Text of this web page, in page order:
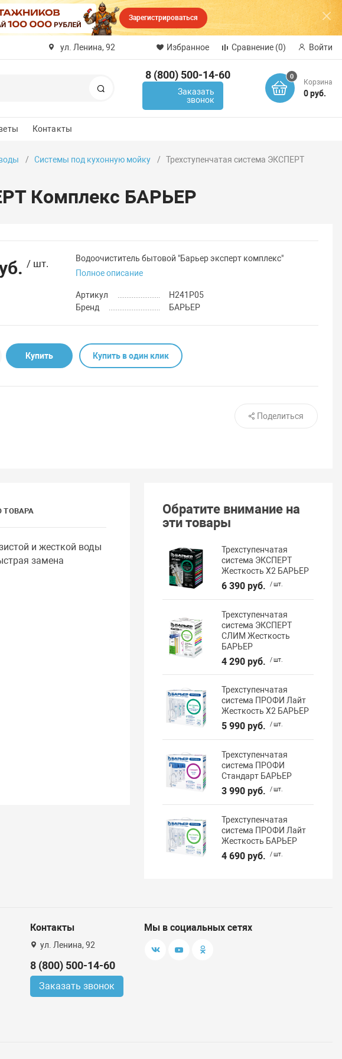
Зарегистрироваться
ул. Ленина, 92 Избранное Сравнение (0) Войти
8 (800) 500-14-60
Заказать
звонок
0
Корзина
0 руб.
Контакты
Системы под кухонную мойку
Трехступенчатая система ЭКСПЕРТ
Комплекс БАРЬЕР
/ шт.
Водоочиститель бытовой "Барьер эксперт комплекс"
Полное описание
Артикул
Н241Р05
Бренд
БАРЬЕР
Купить Купить в один клик
Поделиться
ТОВАРА
и жесткой воды
замена
Обратите внимание на
эти товары
Трехступенчатая
система ЭКСПЕРТ
Жесткость Х2 БАРЬЕР
6 390 руб. / шт.
Трехступенчатая
система ЭКСПЕРТ
СЛИМ Жесткость
БАРЬЕР
4 290 руб. / шт.
Трехступенчатая
система ПРОФИ Лайт
Жесткость Х2 БАРЬЕР
5 990 руб. / шт.
Трехступенчатая
система ПРОФИ
Стандарт БАРЬЕР
3 990 руб. / шт.
Трехступенчатая
система ПРОФИ Лайт
Жесткость БАРЬЕР
4 690 руб. / шт.
Контакты
ул. Ленина, 92
8 (800) 500-14-60
Заказать звонок
Мы в социальных сетях